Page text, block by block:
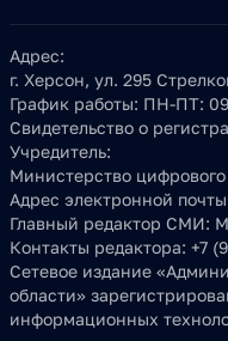
Адрес:
г. Херсон, ул. 295
График работы: ПН-ПТ:
Свидетельство о
Учредитель:
Министерство
Адрес электронной
Главный редактор СМИ:
Контакты редактора: +7
Сетевое издание
области»
информационных